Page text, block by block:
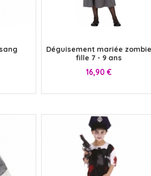
Déguisement mariée zombie
fille 7 - 9 ans
Prix
16,90 €